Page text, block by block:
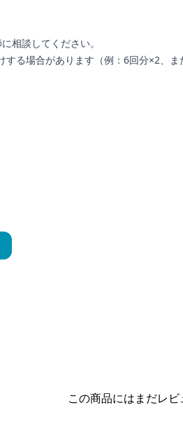
相談してください。
る場合があります（例：6回分×2、
この商品にはまだレ